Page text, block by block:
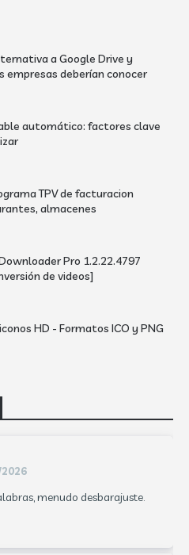
a Google Drive y
empresas deberían conocer
automático: factores clave
TPV de facturacion
almacenes
Pro 1.2.22.4797
de videos]
HD - Formatos ICO y PNG
menudo desbarajuste.